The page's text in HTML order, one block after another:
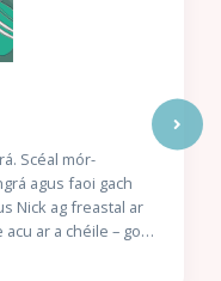
agus faoi gach
ar a chéile – go